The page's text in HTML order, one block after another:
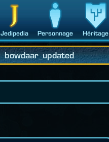
Jedipedia Personnage Héritage
bowdaar_updated